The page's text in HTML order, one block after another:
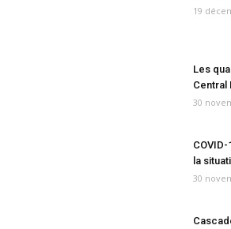
19
Les
Central
30
la
30